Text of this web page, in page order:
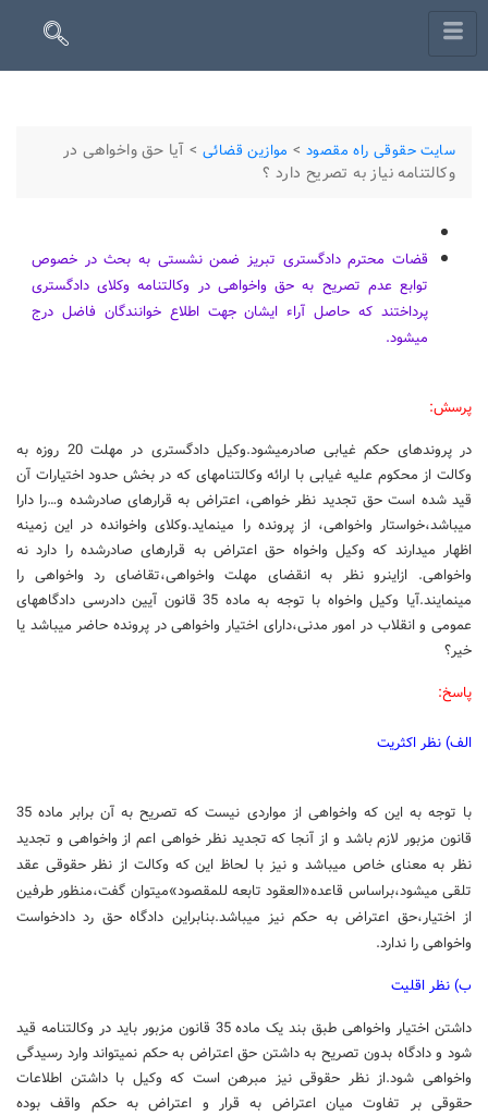
سایت حقوقی راه مقصود > موازین قضائی > آیا حق واخواهی در
وکالت‏نامه نیاز به تصریح دارد ؟
قضات محترم دادگستری تبریز ضمن نشستی به بحث در خصوص
توابع عدم تصریح به حق واخواهی در وکالت‏نامه وکلای دادگستری
پرداختند که حاصل آراء ایشان جهت اطلاع خوانندگان فاضل درج
می‏شود.
پرسش:
در پرونده‏ای حکم غیابی صادرمی‏شود.وکیل دادگستری در مهلت‏ 20 روزه به
وکالت از محکوم علیه غیابی با ارائه وکالت‏نامه‏ای که‏ در بخش حدود اختیارات آن
قید شده است حق تجدید نظر خواهی، اعتراض به قرارهای صادرشده و…را دارا
می‏باشد،خواستار واخواهی، از پرونده را می‏نماید.وکلای واخوانده در این زمینه
اظهار می‏دارند که‏ وکیل واخواه حق اعتراض به قرارهای صادرشده را دارد نه
واخواهی. ازاین‏رو نظر به انقضای مهلت واخواهی،تقاضای رد واخواهی را
می‏نمایند.آیا وکیل واخواه با توجه به ماده 35 قانون آیین دادرسی‏ دادگاه‏های
عمومی و انقلاب در امور مدنی،دارای اختیار واخواهی در پرونده حاضر می‏باشد یا
خیر؟
پاسخ:
الف) نظر اکثریت
با توجه به این که واخواهی از مواردی نیست که تصریح به آن برابر ماده 35
قانون مزبور لازم باشد و از آنجا که تجدید نظر خواهی اعم از واخواهی و تجدید
نظر به معنای خاص می‏باشد و نیز با لحاظ این که وکالت از نظر حقوقی عقد
تلقی‏ می‏شود،براساس قاعده«العقود تابعه للمقصود»می‏توان گفت،منظور طرفین
از اختیار،حق اعتراض به حکم نیز می‏باشد.بنابراین دادگاه حق رد دادخواست
واخواهی را ندارد.
ب) نظر اقلیت
داشتن اختیار واخواهی طبق بند یک ماده 35 قانون مزبور باید در وکالت‏نامه قید
شود و دادگاه بدون تصریح به داشتن‏ حق اعتراض به حکم نمی‏تواند وارد رسیدگی
واخواهی شود.از نظر حقوقی نیز مبرهن است که وکیل با داشتن اطلاعات‏
حقوقی بر تفاوت میان اعتراض به قرار و اعتراض به حکم واقف بوده